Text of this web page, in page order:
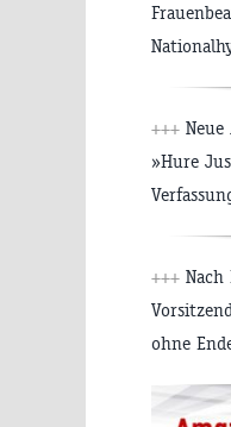
+++
»Hure
+++ Nach
ohne